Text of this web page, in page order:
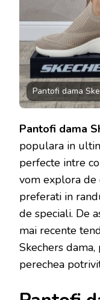
Pantofi dama
Pantofi dama
populara in
perfecte intre
vom explora de
preferati in
de speciali. De
mai recente
Skechers
perechea